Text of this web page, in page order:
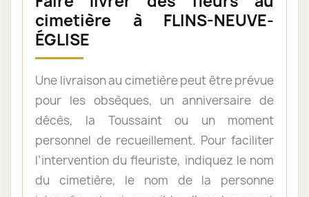
cimetière à FLINS-NEUVE-
ÉGLISE
Une livraison au cimetière peut être prévue
pour les obsèques, un anniversaire de
décès, la Toussaint ou un moment
personnel de recueillement. Pour faciliter
l’intervention du fleuriste, indiquez le nom
du cimetière, le nom de la personne